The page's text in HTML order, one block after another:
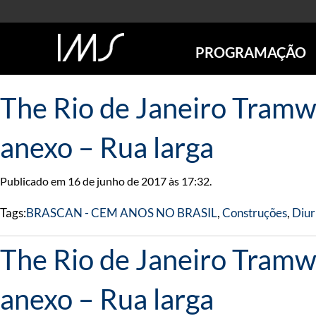
PROGRAMAÇÃO
SÃO PAULO
POÇOS DE CALDAS
EXPOSIÇÕES
EM CARTAZ
TOURS VIRTUAIS
The Rio de Janeiro
anexo – Rua larga
Publicado em 16 de junho de 2017 às 17:32.
Tags:BRASCAN - CEM ANOS NO BRASIL,Construções,
The Rio de Janeiro
anexo – Rua larga